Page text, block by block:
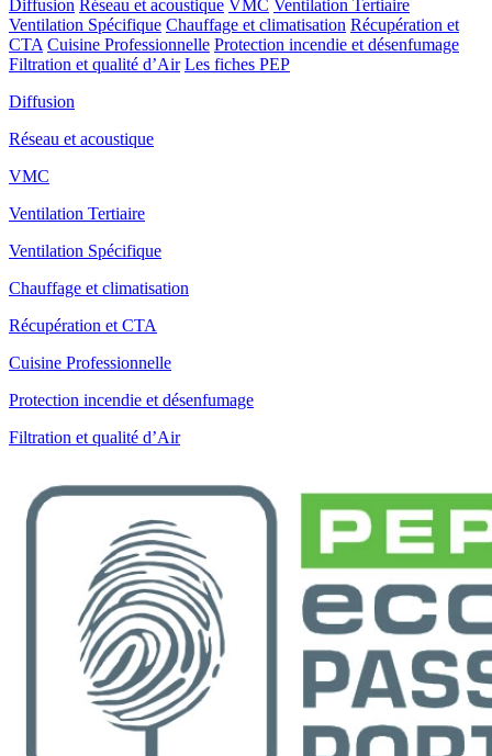
Diffusion Réseau et acoustique VMC Ventilation Tertiaire
Ventilation Spécifique Chauffage et climatisation Récupération et
CTA Cuisine Professionnelle Protection incendie et désenfumage
Filtration et qualité d’Air Les fiches PEP
Diffusion
Réseau et acoustique
VMC
Ventilation Tertiaire
Ventilation Spécifique
Chauffage et climatisation
Récupération et CTA
Cuisine Professionnelle
Protection incendie et désenfumage
Filtration et qualité d’Air